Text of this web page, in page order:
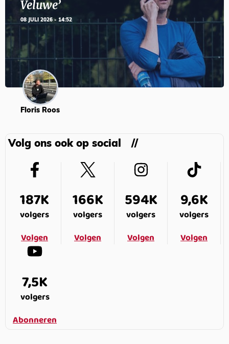
Veluwe’
08 JULI 2026 - 14:52
Floris Roos
Volg ons ook op social
187K
volgers
Volgen
166K
volgers
Volgen
594K
volgers
Volgen
9,6K
volgers
Volgen
7,5K
volgers
Abonneren